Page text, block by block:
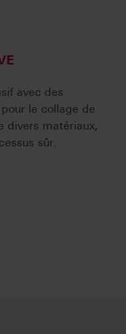
avec des
le collage de
divers matériaux,
sûr.